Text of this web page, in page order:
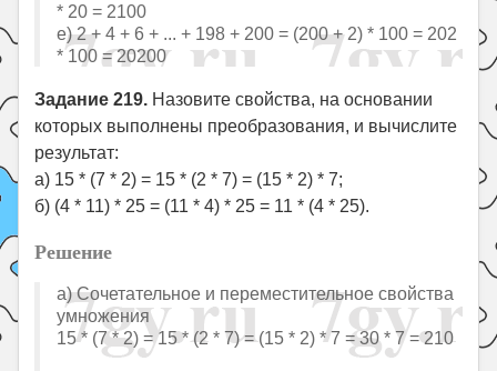
* 20 = 2100
е) 2 + 4 + 6 + ... + 198 + 200 = (200 + 2) * 100 = 202
* 100 = 20200
Задание 219. Назовите свойства, на основании
которых выполнены преобразования, и вычислите
результат:
а) 15 * (7 * 2) = 15 * (2 * 7) = (15 * 2) * 7;
б) (4 * 11) * 25 = (11 * 4) * 25 = 11 * (4 * 25).
Решение
а) Сочетательное и переместительное свойства
умножения
15 * (7 * 2) = 15 * (2 * 7) = (15 * 2) * 7 = 30 * 7 = 210